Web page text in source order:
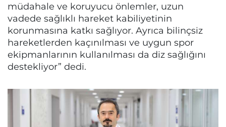
müdahale ve koruyucu önlemler, uzun
vadede sağlıklı hareket kabiliyetinin
korunmasına katkı sağlıyor. Ayrıca bilinçsiz
hareketlerden kaçınılması ve uygun spor
ekipmanlarının kullanılması da diz sağlığını
destekliyor” dedi.